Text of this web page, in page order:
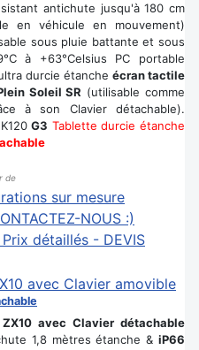
antichute jusqu'à 180 cm
en véhicule en mouvement)
sous pluie battante et sous
à +63°Celsius PC portable
durcie étanche écran tactile
Soleil SR (utilisable comme
à son Clavier détachable).
G3 Tablette durcie étanche
de
sur mesure
NOUS :)
détaillés - DEVIS
avec Clavier détachable
1,8 mètres étanche & iP66